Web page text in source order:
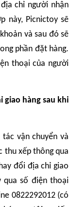
chỉ người nhận
này, Picnictoy sẽ
và sau đó sẽ
phần đặt hàng.
thoại của người
giao hàng sau khi
vận chuyển và
thu xếp thông qua
đổi địa chỉ giao
qua số điện thoại
0822292012 (có